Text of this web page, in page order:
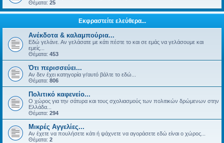
Θέματα: 25
Εκφραστείτε ελεύθερα...
Ανέκδοτα & καλαμπούρια...
Εδώ γελάνε. Αν γελάσατε με κάτι πέστε το και σε εμάς να γελάσουμε και
εμείς...
Θέματα: 453
Ότι περισσεύει...
Αν δεν έχει κατηγορία γι'αυτό βάλτε το εδώ...
Θέματα: 806
Πολιτικό καφενείο...
Ο χώρος για την σάτυρα και τους σχολιασμούς των πολιτικών δρώμενων στην
Ελλάδα...
Θέματα: 294
Μικρές Αγγελίες...
Αν έχετε να πουλήσετε κάτι ή ψάχνετε να αγοράσετε εδώ είναι ο χώρος...
Θέματα: 2